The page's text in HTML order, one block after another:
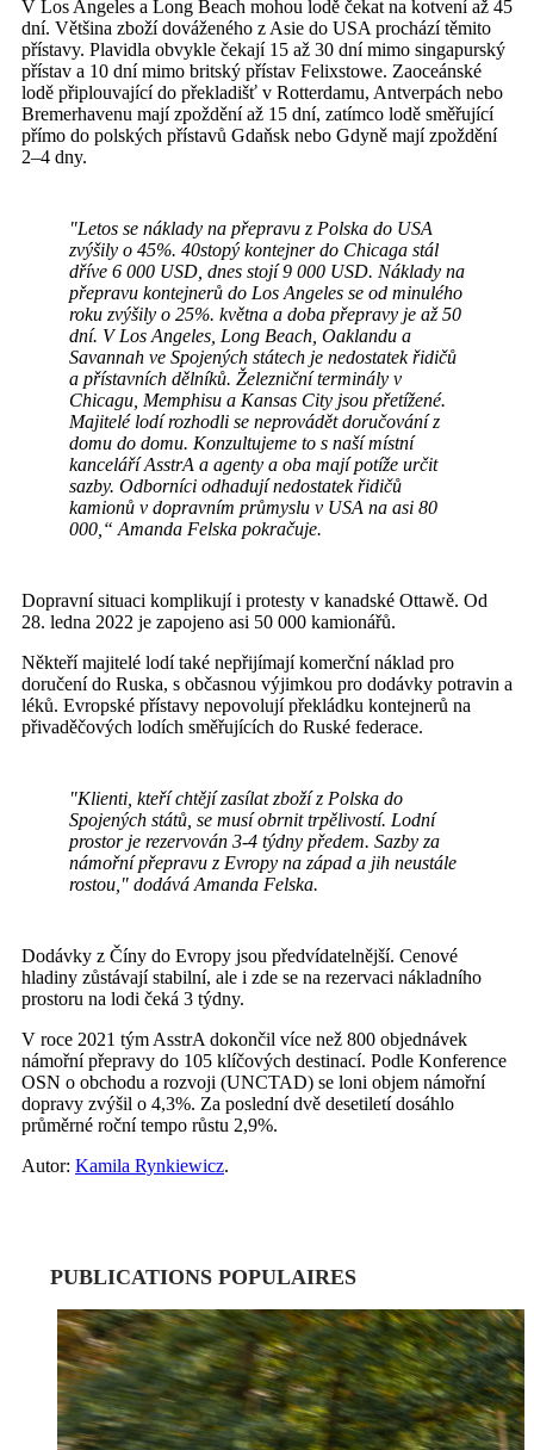
V Los Angeles a Long Beach mohou lodě čekat na kotvení až 45
dní. Většina zboží dováženého z Asie do USA prochází těmito
přístavy. Plavidla obvykle čekají 15 až 30 dní mimo singapurský
přístav a 10 dní mimo britský přístav Felixstowe. Zaoceánské
lodě připlouvající do překladišť v Rotterdamu, Antverpách nebo
Bremerhavenu mají zpoždění až 15 dní, zatímco lodě směřující
přímo do polských přístavů Gdaňsk nebo Gdyně mají zpoždění
2–4 dny.
"Letos se náklady na přepravu z Polska do USA
zvýšily o 45%. 40stopý kontejner do Chicaga stál
dříve 6 000 USD, dnes stojí 9 000 USD. Náklady na
přepravu kontejnerů do Los Angeles se od minulého
roku zvýšily o 25%. května a doba přepravy je až 50
dní. V Los Angeles, Long Beach, Oaklandu a
Savannah ve Spojených státech je nedostatek řidičů
a přístavních dělníků. Železniční terminály v
Chicagu, Memphisu a Kansas City jsou přetížené.
Majitelé lodí rozhodli se neprovádět doručování z
domu do domu. Konzultujeme to s naší místní
kanceláří AsstrA a agenty a oba mají potíže určit
sazby. Odborníci odhadují nedostatek řidičů
kamionů v dopravním průmyslu v USA na asi 80
000,“ Amanda Felska pokračuje.
Dopravní situaci komplikují i protesty v kanadské Ottawě. Od
28. ledna 2022 je zapojeno asi 50 000 kamionářů.
Někteří majitelé lodí také nepřijímají komerční náklad pro
doručení do Ruska, s občasnou výjimkou pro dodávky potravin a
léků. Evropské přístavy nepovolují překládku kontejnerů na
přivaděčových lodích směřujících do Ruské federace.
"Klienti, kteří chtějí zasílat zboží z Polska do
Spojených států, se musí obrnit trpělivostí. Lodní
prostor je rezervován 3-4 týdny předem. Sazby za
námořní přepravu z Evropy na západ a jih neustále
rostou," dodává Amanda Felska.
Dodávky z Číny do Evropy jsou předvídatelnější. Cenové
hladiny zůstávají stabilní, ale i zde se na rezervaci nákladního
prostoru na lodi čeká 3 týdny.
V roce 2021 tým AsstrA dokončil více než 800 objednávek
námořní přepravy do 105 klíčových destinací. Podle Konference
OSN o obchodu a rozvoji (UNCTAD) se loni objem námořní
dopravy zvýšil o 4,3%. Za poslední dvě desetiletí dosáhlo
průměrné roční tempo růstu 2,9%.
Autor: Kamila Rynkiewicz.
PUBLICATIONS POPULAIRES